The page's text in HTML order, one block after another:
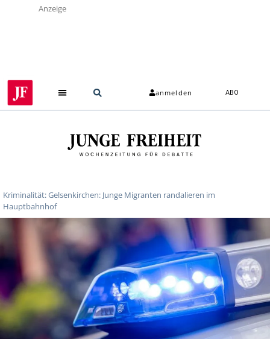
Anzeige
anmelden ABO
Kriminalität: Gelsenkirchen: Junge Migranten randalieren im
Hauptbahnhof